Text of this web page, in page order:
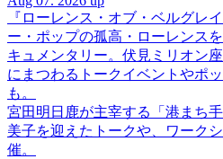
『ローレンス・オブ・ベルグレ
ー・ポップの孤高・ローレンス
キュメンタリー。伏見ミリオン
にまつわるトークイベントやポ
も。
宮田明日鹿が主宰する「港まち
美子を迎えたトークや、ワーク
催。